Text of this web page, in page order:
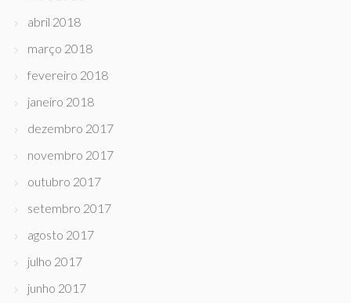
abril 2018
março 2018
fevereiro 2018
janeiro 2018
dezembro 2017
novembro 2017
outubro 2017
setembro 2017
agosto 2017
julho 2017
junho 2017